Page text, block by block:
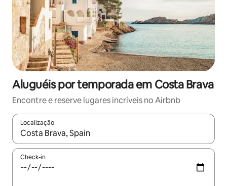
Aluguéis por temporada em Costa Brava
Encontre e reserve lugares incríveis no Airbnb
Localização
Quando os resultados estiverem disponíveis, explore-os
Check-in